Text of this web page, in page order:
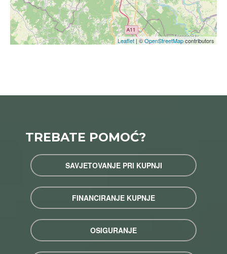
Leaflet | ©OpenStreetMapcontributors
TREBATE POMOĆ?
SAVJETOVANJE PRI KUPNJI
FINANCIRANJE KUPNJE
OSIGURANJE